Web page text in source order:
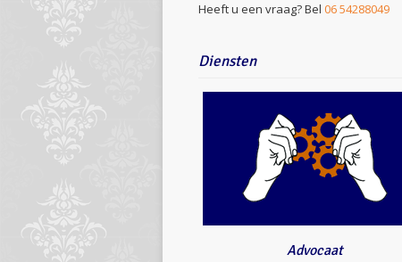
Heeft u een vraag? Bel 06 54288049
Diensten
Advocaat